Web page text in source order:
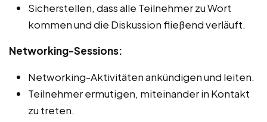
Sicherstellen, dass alle Teilnehmer zu Wort
kommen und die Diskussion fließend verläuft.
Networking-Sessions:
Networking-Aktivitäten ankündigen und leiten.
Teilnehmer ermutigen, miteinander in Kontakt
zu treten.